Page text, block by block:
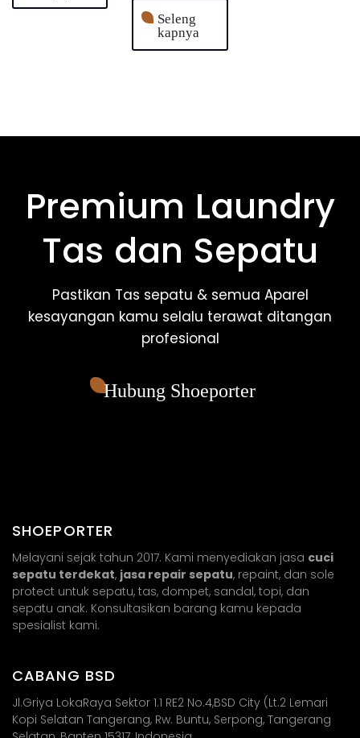
Seleng
kapnya
Premium Laundry
Tas dan Sepatu
Pastikan Tas sepatu & semua Aparel
kesayangan kamu selalu terawat ditangan
profesional
Hubung Shoeporter
SHOEPORTER
Melayani sejak tahun 2017. Kami menyediakan jasa cuci
sepatu terdekat, jasa repair sepatu, repaint, dan sole
protect untuk sepatu, tas, dompet, sandal, topi, dan
sepatu anak. Konsultasikan barang kamu kepada
spesialist kami.
CABANG BSD
Jl.Griya LokaRaya Sektor 1.1 RE2 No.4,BSD City (Lt.2 Lemari
Kopi Selatan Tangerang, Rw. Buntu, Serpong, Tangerang